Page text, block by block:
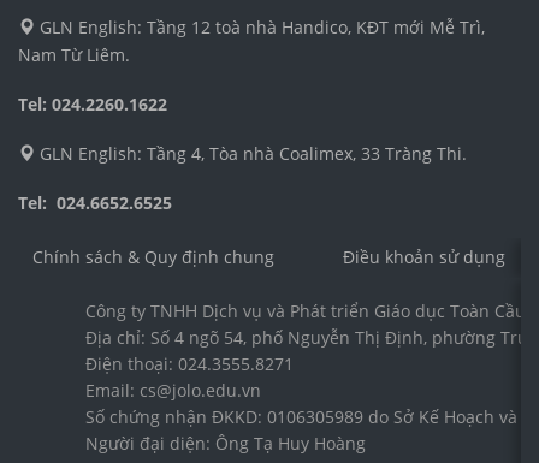
GLN English: Tầng 12 toà nhà Handico, KĐT mới Mễ Trì,
Nam Từ Liêm.
Tel: 024.2260.1622
GLN English: Tầng 4, Tòa nhà Coalimex, 33 Tràng Thi.
Tel: 024.6652.6525
Chính sách & Quy định chung Điều khoản sử dụng
Công ty TNHH Dịch vụ và Phát triển Giáo dục Toàn Cầu
Địa chỉ: Số 4 ngõ 54, phố Nguyễn Thị Định, phường
Điện thoại: 024.3555.8271
Email: cs@jolo.edu.vn
Số chứng nhận ĐKKD: 0106305989 do Sở Kế Hoạch và
Người đại diện: Ông Tạ Huy Hoàng